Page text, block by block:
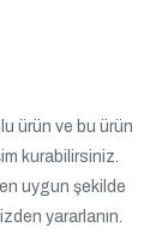
ürün ve bu ürün
kurabilirsiniz.
uygun şekilde
yararlanın.